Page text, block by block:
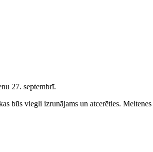
27. septembrī.
būs viegli izrunājams un atcerēties. Meitenes